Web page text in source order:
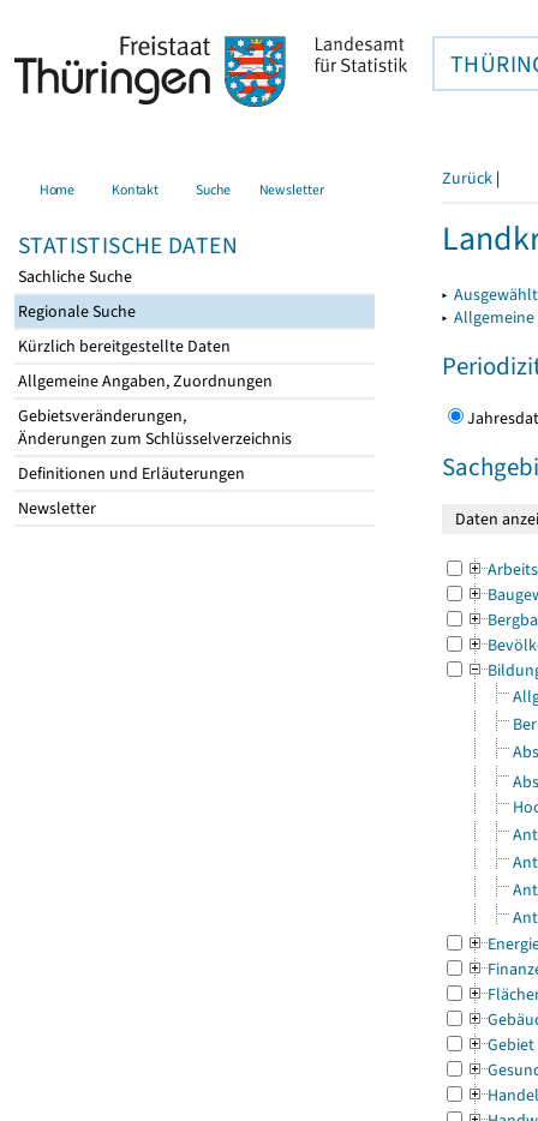
Home Kontakt Suche Newsletter
STATISTISCHE DATEN
Sachliche Suche
Regionale Suche
Kürzlich bereitgestellte Daten
Allgemeine Angaben, Zuordnungen
Gebietsveränderungen,
Änderungen zum Schlüsselverzeichnis
Definitionen und Erläuterungen
Newsletter
Zurück |
▸
▸
Gebiet